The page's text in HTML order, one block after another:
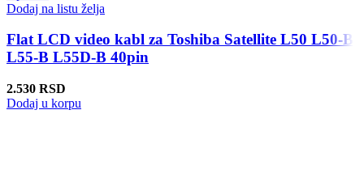
Dodaj na listu želja
Flat LCD video kabl za Toshiba Satellite L50 L50-B
L55-B L55D-B 40pin
2.530 RSD
Dodaj u korpu